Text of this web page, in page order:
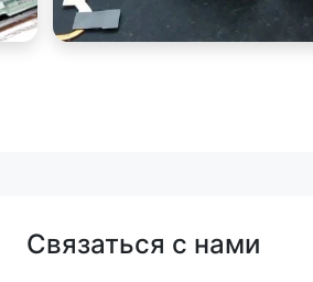
Связаться с нами